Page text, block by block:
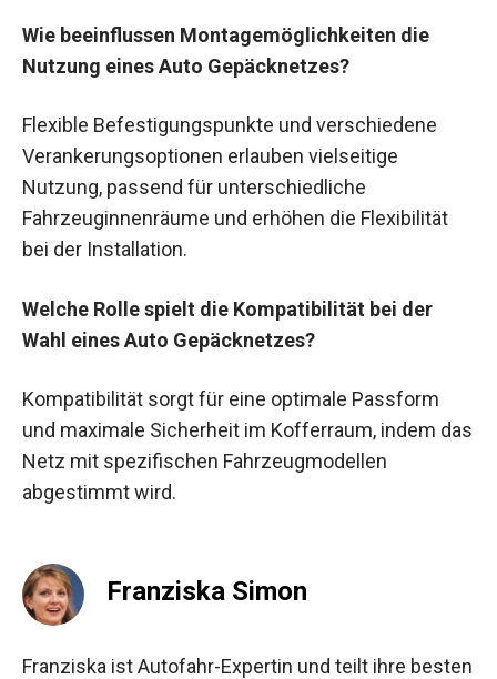
Wie beeinflussen Montagemöglichkeiten die
Nutzung eines Auto Gepäcknetzes?
Flexible Befestigungspunkte und verschiedene
Verankerungsoptionen erlauben vielseitige
Nutzung, passend für unterschiedliche
Fahrzeuginnenräume und erhöhen die Flexibilität
bei der Installation.
Welche Rolle spielt die Kompatibilität bei der
Wahl eines Auto Gepäcknetzes?
Kompatibilität sorgt für eine optimale Passform
und maximale Sicherheit im Kofferraum, indem das
Netz mit spezifischen Fahrzeugmodellen
abgestimmt wird.
Franziska Simon
Franziska ist Autofahr-Expertin und teilt ihre besten